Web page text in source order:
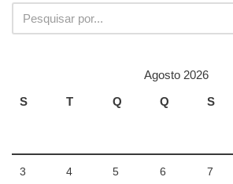
Agosto 2026
S
T Q Q S
3 4 5 6 7